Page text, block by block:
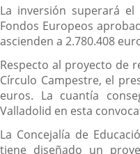
La inversión superará
Fondos Europeos
ascienden a 2.780.408
Respecto al proyecto de
Círculo Campestre, el
euros. La cuantía
Valladolid en esta
La Concejalía de
tiene diseñado un